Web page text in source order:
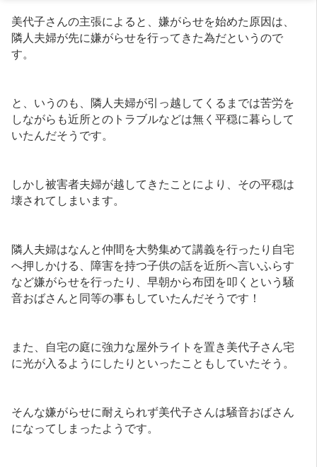
美代子さんの主張によると、嫌がらせを始めた原因は、
隣人夫婦が先に嫌がらせを行ってきた為だというので
す。
と、いうのも、隣人夫婦が引っ越してくるまでは苦労を
しながらも近所とのトラブルなどは無く平穏に暮らして
いたんだそうです。
しかし被害者夫婦が越してきたことにより、その平穏は
壊されてしまいます。
隣人夫婦はなんと仲間を大勢集めて講義を行ったり自宅
へ押しかける、障害を持つ子供の話を近所へ言いふらす
など嫌がらせを行ったり、早朝から布団を叩くという騒
音おばさんと同等の事もしていたんだそうです！
また、自宅の庭に強力な屋外ライトを置き美代子さん宅
に光が入るようにしたりといったこともしていたそう。
そんな嫌がらせに耐えられず美代子さんは騒音おばさん
になってしまったようです。